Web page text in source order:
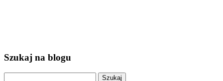
Szukaj na blogu